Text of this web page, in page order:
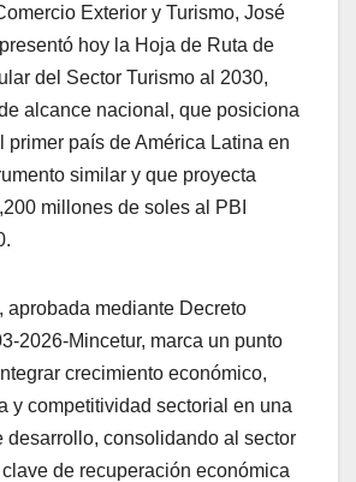
Exterior y Turismo, José
hoy la Hoja de Ruta de
del Sector Turismo al 2030,
alcance nacional, que posiciona
primer país de América Latina en
similar y que proyecta
millones de soles al PBI
aprobada mediante Decreto
2026-Mincetur, marca un punto
crecimiento económico,
y competitividad sectorial en una
desarrollo, consolidando al sector
de recuperación económica